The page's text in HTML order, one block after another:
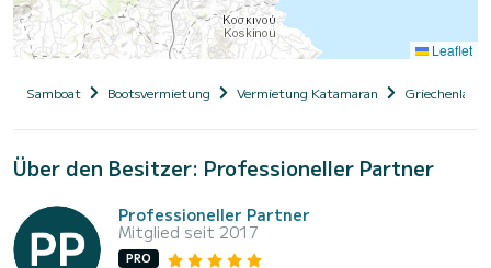
Leaflet
Samboat Bootsvermietung Vermietung Katamaran Griechenland
Über den Besitzer: Professioneller Partner
Professioneller Partner
Mitglied seit 2017
PRO